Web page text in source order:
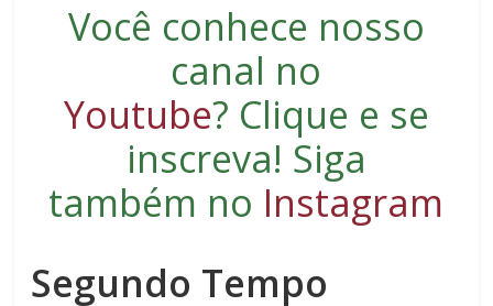
Você conhece nosso
canal no
Youtube? Clique e se
inscreva! Siga
também no Instagram
Segundo Tempo